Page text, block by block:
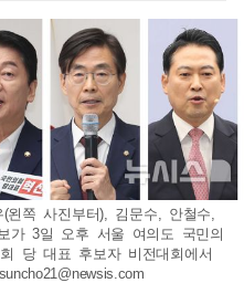
왼쪽 사진부터), 김문수, 안철수,
가 3일 오후 서울 여의도 국민의
당 대표 후보자 비전대회에서
suncho21@newsis.com